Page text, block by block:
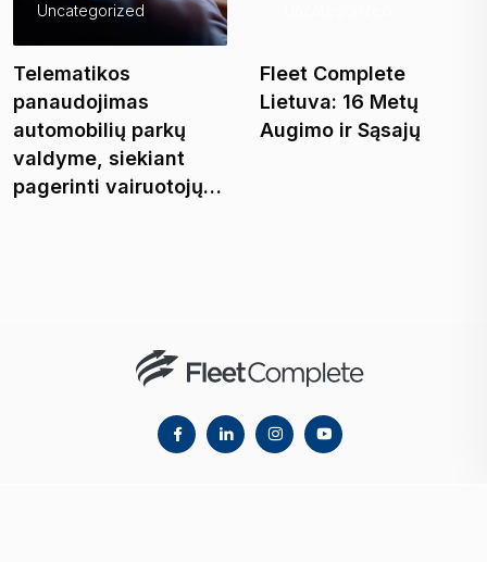
Uncategorized
Telematikos
panaudojimas
automobilių parkų
valdyme, siekiant
pagerinti vairuotojų…
Fleet Complete
Lietuva: 16 Metų
Augimo ir Sąsajų